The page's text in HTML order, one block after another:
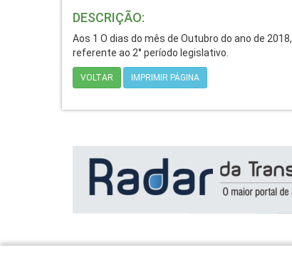
DESCRIÇÃO:
Aos 1 O dias do mês de Outubro do ano de
referente ao 2° período legislativo.
VOLTAR IMPRIMIR PÁGINA